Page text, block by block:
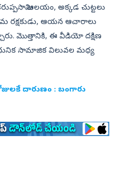
ఆలయం, అక్కడ చుట్టలు
రక్షకుడు, ఆయన ఆచారాలు
మొత్తానికి, ఈ వీడియో దక్షిణ
సామాజిక విలువల మధ్య
దారుణం : బంగారు